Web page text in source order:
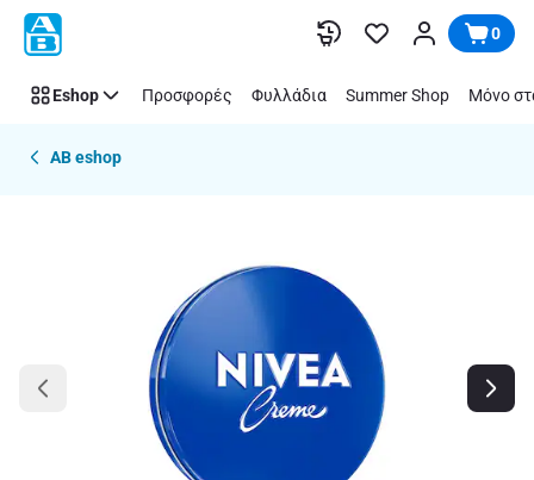
Παράλειψη 0
Eshop Προσφορές Φυλλάδια Summer Shop Μόνο
AB eshop